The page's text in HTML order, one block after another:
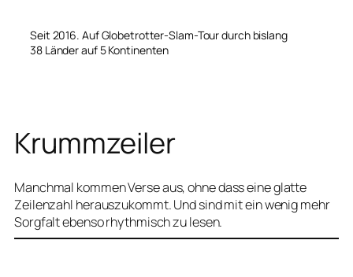
Seit 2016. Auf Globetrotter-Slam-Tour durch bislang
38 Länder auf 5 Kontinenten
Krummzeiler
Manchmal kommen Verse aus, ohne dass eine glatte
Zeilenzahl herauszukommt. Und sind mit ein wenig mehr
Sorgfalt ebenso rhythmisch zu lesen.